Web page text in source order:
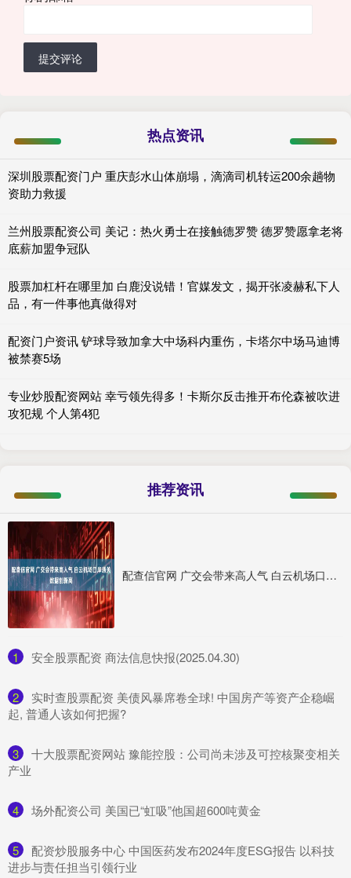
提交评论
热点资讯
深圳股票配资门户 重庆彭水山体崩塌，滴滴司机转运200余趟物
资助力救援
兰州股票配资公司 美记：热火勇士在接触德罗赞 德罗赞愿拿老将
底薪加盟争冠队
股票加杠杆在哪里加 白鹿没说错！官媒发文，揭开张凌赫私下人
品，有一件事他真做得对
配资门户资讯 铲球导致加拿大中场科内重伤，卡塔尔中场马迪博
被禁赛5场
专业炒股配资网站 幸亏领先得多！卡斯尔反击推开布伦森被吹进
攻犯规 个人第4犯
推荐资讯
配查信官网 广交会带来高人气 白云机场口岸通关数据创新高
1 ​安全股票配资 商法信息快报(2025.04.30)
2
​实时查股票配资 美债风暴席卷全球! 中国房产等资产企稳崛
起, 普通人该如何把握?
3
​十大股票配资网站 豫能控股：公司尚未涉及可控核聚变相关
产业
4 ​场外配资公司 美国已“虹吸”他国超600吨黄金
5
​配资炒股服务中心 中国医药发布2024年度ESG报告 以科技
进步与责任担当引领行业